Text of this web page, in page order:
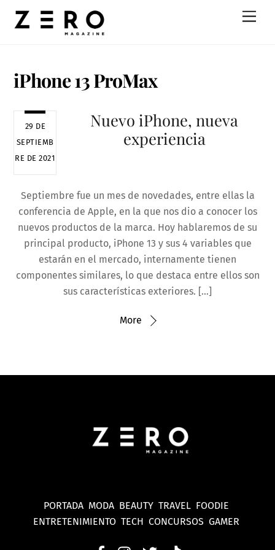
iPhone 13 ProMax
29 DE
SEPTIEMB
RE DE 2021
Nuevo iPhone, nueva
experiencia
Septiembre fue un mes de novedades, entre ellas la
conferencia de Apple, en la que nos dio a conocer los
nuevos productos de la marca. Hoy hablaremos de su
principal producto, iPhone 13 y sus 4 variables que
estarán en el mercado, internamente tienen
componentes similares, lo que destaca entre ellos son
sus características exteriores. […]
More
PORTADA MODA BEAUTY TRAVEL FOODIE
ENTRETENIMIENTO TECH CONCURSOS GAMER